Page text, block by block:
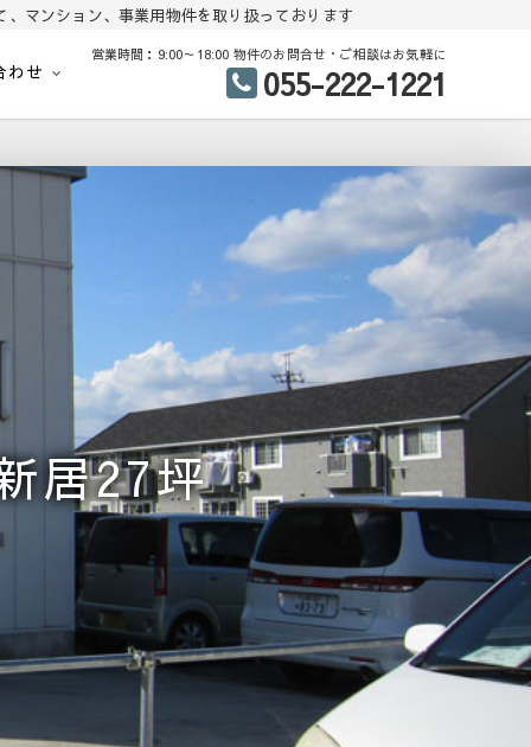
マンション、事業用物件を取り扱っております
古住宅 分譲地 査定
建売住宅、戸建て、マンション、事業用物件を多数掲載中
わせ
営業時間：9:00～18:00 物件のお問合せ・ご相談はお気軽に
055-222-1221
居27坪